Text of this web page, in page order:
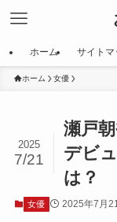
ホーム サイトマ
ホーム 女優
瀬戸
デビ
は？
2025
7/21
女優 2025年7月